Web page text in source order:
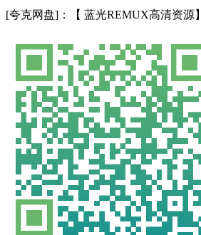
[夸克网盘]：【 蓝光REMUX高清资源】